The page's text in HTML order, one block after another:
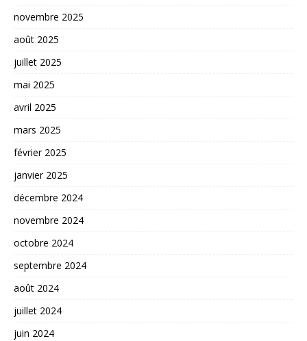
novembre 2025
août 2025
juillet 2025
mai 2025
avril 2025
mars 2025
février 2025
janvier 2025
décembre 2024
novembre 2024
octobre 2024
septembre 2024
août 2024
juillet 2024
juin 2024